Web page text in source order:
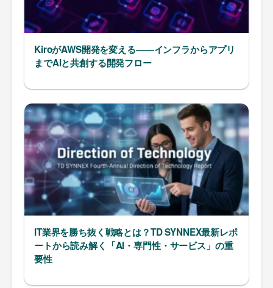
KiroがAWS開発を変える――インフラからアプリ
までAIと共創する開発フロー
IT業界を勝ち抜く戦略とは？TD SYNNEX最新レポ
ートから読み解く「AI・専門性・サービス」の重
要性